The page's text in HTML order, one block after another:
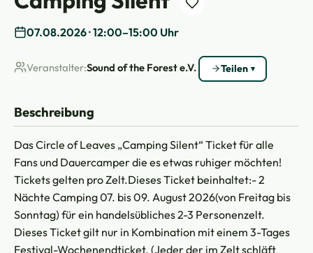
07.08.2026 · 12:00–15:00 Uhr
Veranstalter:Sound of the Forest e.V. Teilen
Beschreibung
Das Circle of Leaves „Camping Silent“ Ticket für alle
Fans und Dauercamper die es etwas ruhiger möchten!
Tickets gelten pro Zelt.Dieses Ticket beinhaltet:- 2
Nächte Camping 07. bis 09. August 2026(von Freitag bis
Sonntag) für ein handelsübliches 2-3 Personenzelt.
Dieses Ticket gilt nur in Kombination mit einem 3-Tages
Festival-Wochenendticket. (Jeder der im Zelt schläft